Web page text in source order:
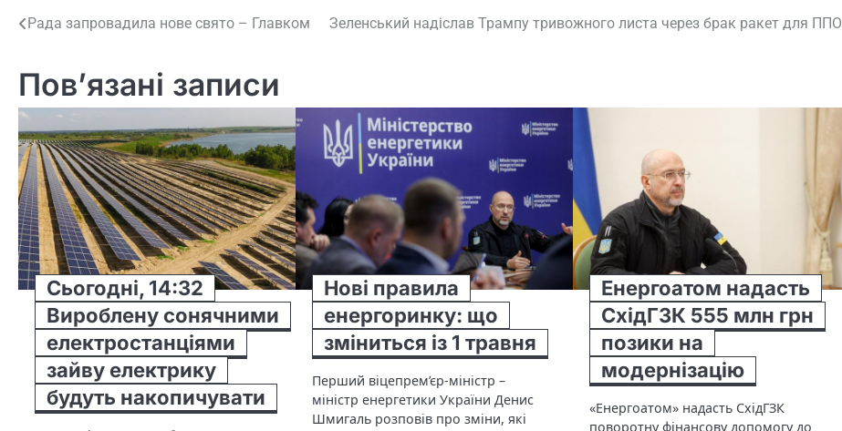
Навігація
Рада запровадила нове свято – Главком Зеленський надіслав Трампу тривожного листа через брак ракет для ППО
Пов’язані записи
Сьогодні, 14:32
Вироблену сонячними
електростанціями
зайву електрику
будуть накопичувати
Нові правила
енергоринку: що
зміниться із 1 травня
Перший віцепрем’єр-міністр –
міністр енергетики України Денис
Шмигаль розповів про зміни, які
Енергоатом надасть
СхідГЗК 555 млн грн
позики на
модернізацію
«Енергоатом» надасть СхідГЗК
поворотну фінансову допомогу до